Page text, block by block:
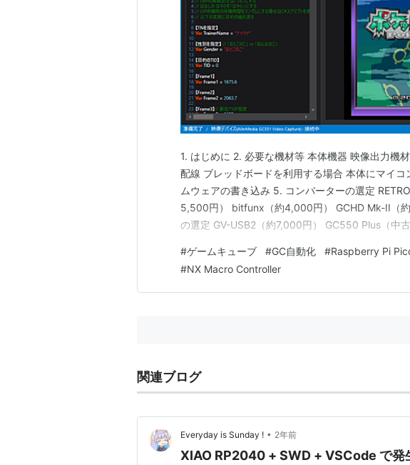
1. はじめに 2. 必要な機材等 本体機器 映像出力機
配線 ブレッドボードを利用する場合 本体にマイ
ムウェアの書き込み 5. コンバーターの選定
5,500円） bitfunx（約4,000円） GCHD Mk-II（
の選定 GV-USB2（約7,000円） GC550 Plus（中
#ゲームキューブ #GC自動化 #Raspberry Pi
#NX Macro Controller
関連ブログ
Everyday is Sunday ! • 2年前
XIAO RP2040 + SWD + VSCode で